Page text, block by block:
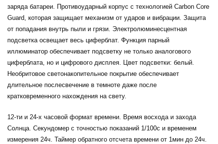
заряда батареи. Противоударный корпус с технологией Carbon Core
Guard, которая защищает механизм от ударов и вибрации. Защита
от попадания внутрь пыли и грязи. Электролюминесцентная
подсветка освещает весь циферблат. Функция парный
иллюминатор обеспечивает подсветку не только аналогового
циферблата, но и цифрового дисплея. Цвет подсветки: белый.
Необритовое светонакопительное покрытие обеспечивает
длительное послесвечение в темноте даже после
кратковременного нахождения на свету.
12-ти и 24-х часовой формат времени. Время восхода и захода
Солнца. Секундомер с точностью показаний 1/100с и временем
измерения 24ч. Таймер обратного отсчета времени от 1мин до 24ч.